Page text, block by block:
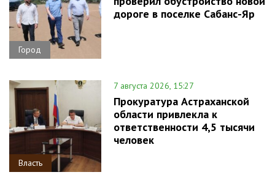
Город
дороге в поселке Сабанс-Яр
Власть
7 августа 2026, 15:27
Прокуратура Астраханской
области привлекла к
ответственности 4,5 тысячи
человек